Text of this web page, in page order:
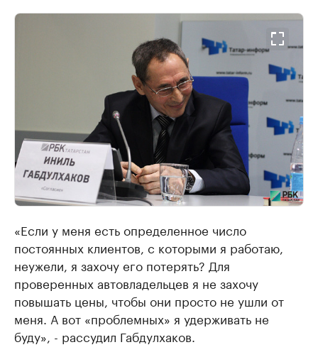
«Если у меня есть определенное число
постоянных клиентов, с которыми я работаю,
неужели, я захочу его потерять? Для
проверенных автовладельцев я не захочу
повышать цены, чтобы они просто не ушли от
меня. А вот «проблемных» я удерживать не
буду», - рассудил Габдулхаков.